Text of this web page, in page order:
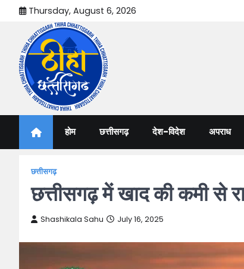
content
Thursday, August 6, 2026
Thiha Chhattisgarh
होम छत्तीसगढ़ देश-विदेश अपराध
छत्तीसगढ़
छत्तीसगढ़ में खाद की कमी से
Shashikala Sahu July 16, 2025